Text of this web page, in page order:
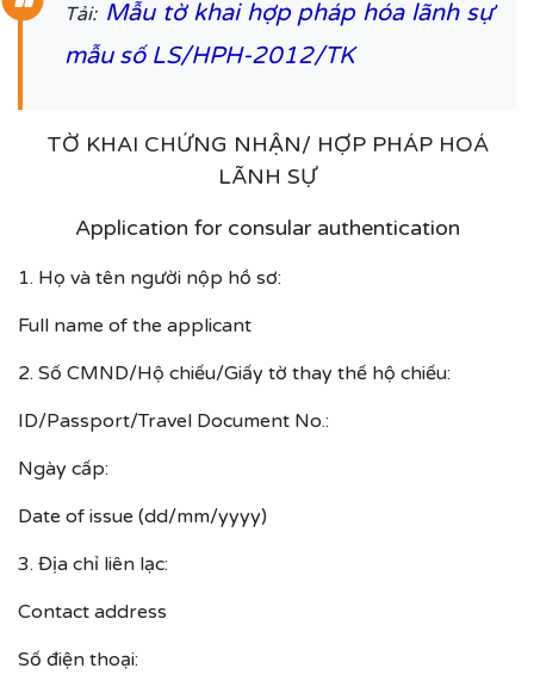
Tải: Mẫu tờ khai hợp pháp hóa lãnh sự
mẫu số LS/HPH-2012/TK
TỜ KHAI CHỨNG NHẬN/ HỢP PHÁP HOÁ
LÃNH SỰ
Application for consular authentication
1. Họ và tên người nộp hồ sơ:
Full name of the applicant
2. Số CMND/Hộ chiếu/Giấy tờ thay thế hộ chiếu:
ID/Passport/Travel Document No.:
Ngày cấp:
Date of issue (dd/mm/yyyy)
3. Địa chỉ liên lạc:
Contact address
Số điện thoại: